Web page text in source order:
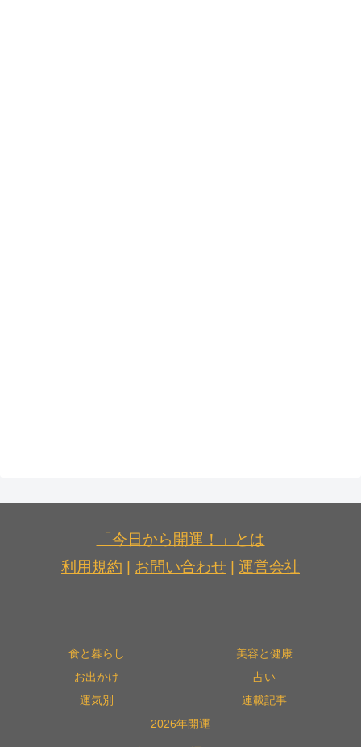
「今日から開運！」とは
利用規約 | お問い合わせ | 運営会社
食と暮らし
美容と健康
お出かけ
占い
運気別
連載記事
2026年開運